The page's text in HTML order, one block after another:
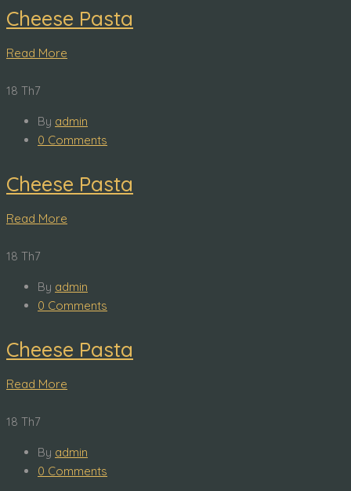
Cheese Pasta
Read More
18 Th7
By admin
0 Comments
Cheese Pasta
Read More
18 Th7
By admin
0 Comments
Cheese Pasta
Read More
18 Th7
By admin
0 Comments